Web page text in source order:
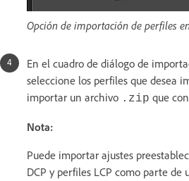
Opción de importación de perfiles
En el cuadro de diálogo de
seleccione los perfiles que desea
importar un archivo .zip que
Nota:
Puede importar ajustes
DCP y perfiles LCP como parte de